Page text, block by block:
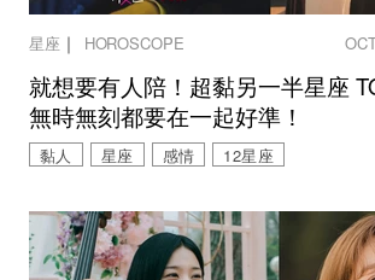
星座 ｜ HOROSCOPE
就想要有人陪！超黏另一半星座
無時無刻都要在一起好準！
黏人 星座 感情 12星座